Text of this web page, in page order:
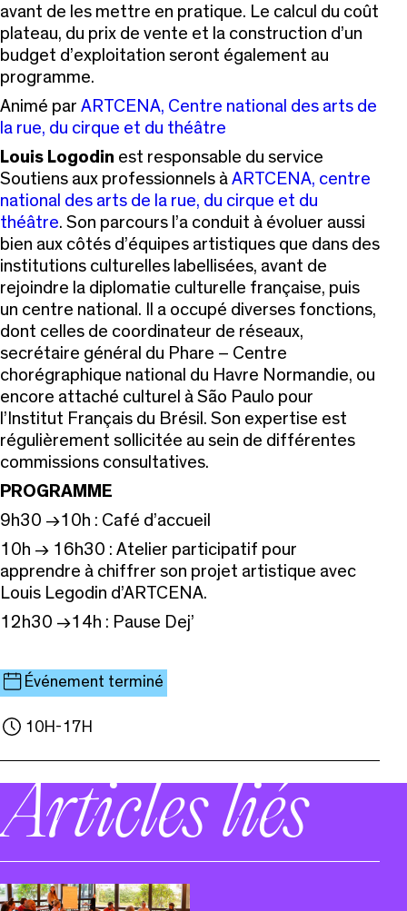
avant de les mettre en pratique. Le calcul du coût
plateau, du prix de vente et la construction d’un
budget d’exploitation seront également au
programme.
Animé par ARTCENA, Centre national des arts de
la rue, du cirque et du théâtre
Louis Logodin est responsable du service
Soutiens aux professionnels à ARTCENA, centre
national des arts de la rue, du cirque et du
théâtre. Son parcours l’a conduit à évoluer aussi
bien aux côtés d’équipes artistiques que dans des
institutions culturelles labellisées, avant de
rejoindre la diplomatie culturelle française, puis
un centre national. Il a occupé diverses fonctions,
dont celles de coordinateur de réseaux,
secrétaire général du Phare – Centre
chorégraphique national du Havre Normandie, ou
encore attaché culturel à São Paulo pour
l’Institut Français du Brésil. Son expertise est
régulièrement sollicitée au sein de différentes
commissions consultatives.
PROGRAMME
9h30 →10h : Café d’accueil
10h → 16h30 : Atelier participatif pour
apprendre à chiffrer son projet artistique avec
Louis Legodin d’ARTCENA.
12h30 →14h : Pause Dej’
Événement terminé
10H-17H
Articles liés